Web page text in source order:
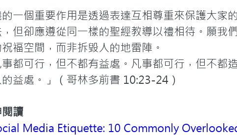
一個重要作用是透過表達互相尊重來保護大家
但卻應遵從同一樣的聖經教導以禮相待。願我
福空間，而非拆毀人的地雷陣。
事都可行，但不都有益處。凡事都可行，但不
益處。」（哥林多前書 10:23-24）
讀
Media Etiquette: 10 Commonly